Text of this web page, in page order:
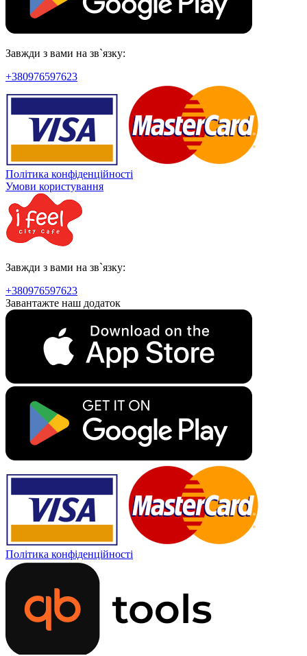
Завжди з вами на зв`язку:
+380976597623
Політика конфіденційності
Умови користування
Завжди з вами на зв`язку:
+380976597623
Завантажте наш додаток
Політика конфіденційності